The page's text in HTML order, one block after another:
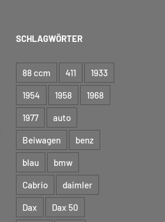
SCHLAGWÖRTER
88 ccm 411 1933
1954 1958 1968
1977 auto
Beiwagen benz
blau bmw
Cabrio daimler
Dax Dax 50